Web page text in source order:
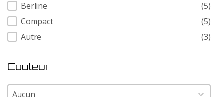
Berline
(5)
Compact
(5)
Autre
(3)
Couleur
Couleur
Couleur